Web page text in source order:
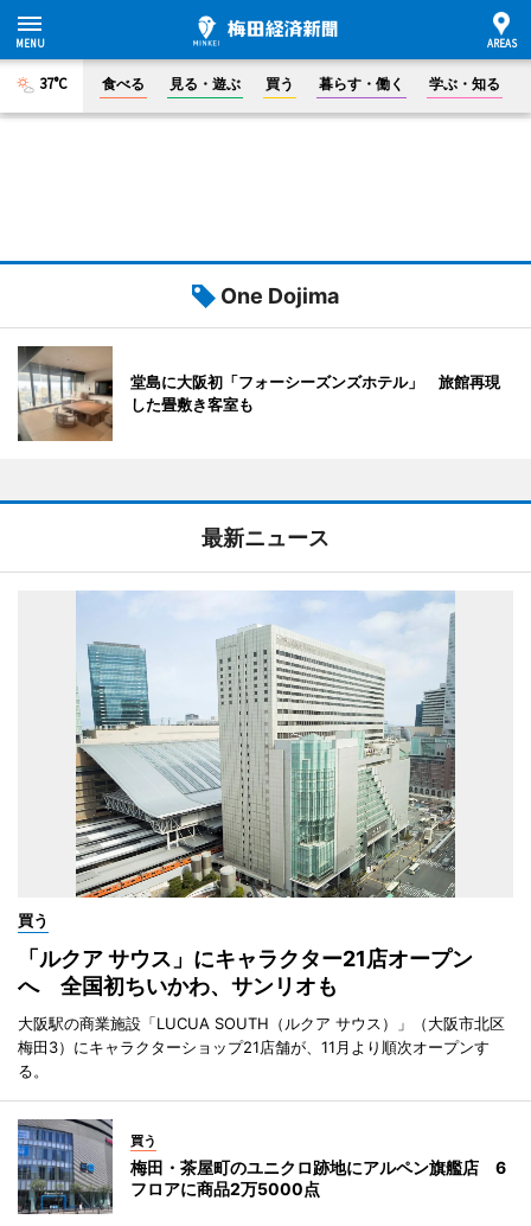
37°C 食べる 見る・遊ぶ 買う 暮らす・働く 学ぶ・知る
One Dojima
堂島に大阪初「フォーシーズンズホテル」 旅館再現
した畳敷き客室も
最新ニュース
買う
「ルクア サウス」にキャラクター21店オープン
へ 全国初ちいかわ、サンリオも
大阪駅の商業施設「LUCUA SOUTH（ルクア サウス）」（大阪市北区
梅田3）にキャラクターショップ21店舗が、11月より順次オープンす
る。
買う
梅田・茶屋町のユニクロ跡地にアルペン旗艦店 6
フロアに商品2万5000点